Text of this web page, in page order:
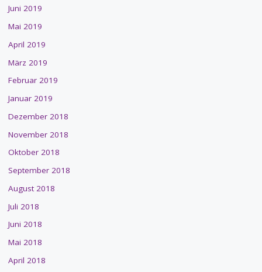
Juni 2019
Mai 2019
April 2019
März 2019
Februar 2019
Januar 2019
Dezember 2018
November 2018
Oktober 2018
September 2018
August 2018
Juli 2018
Juni 2018
Mai 2018
April 2018